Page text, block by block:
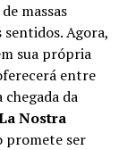
massas
Agora,
sua própria
entre
chegada da
Nostra
promete ser